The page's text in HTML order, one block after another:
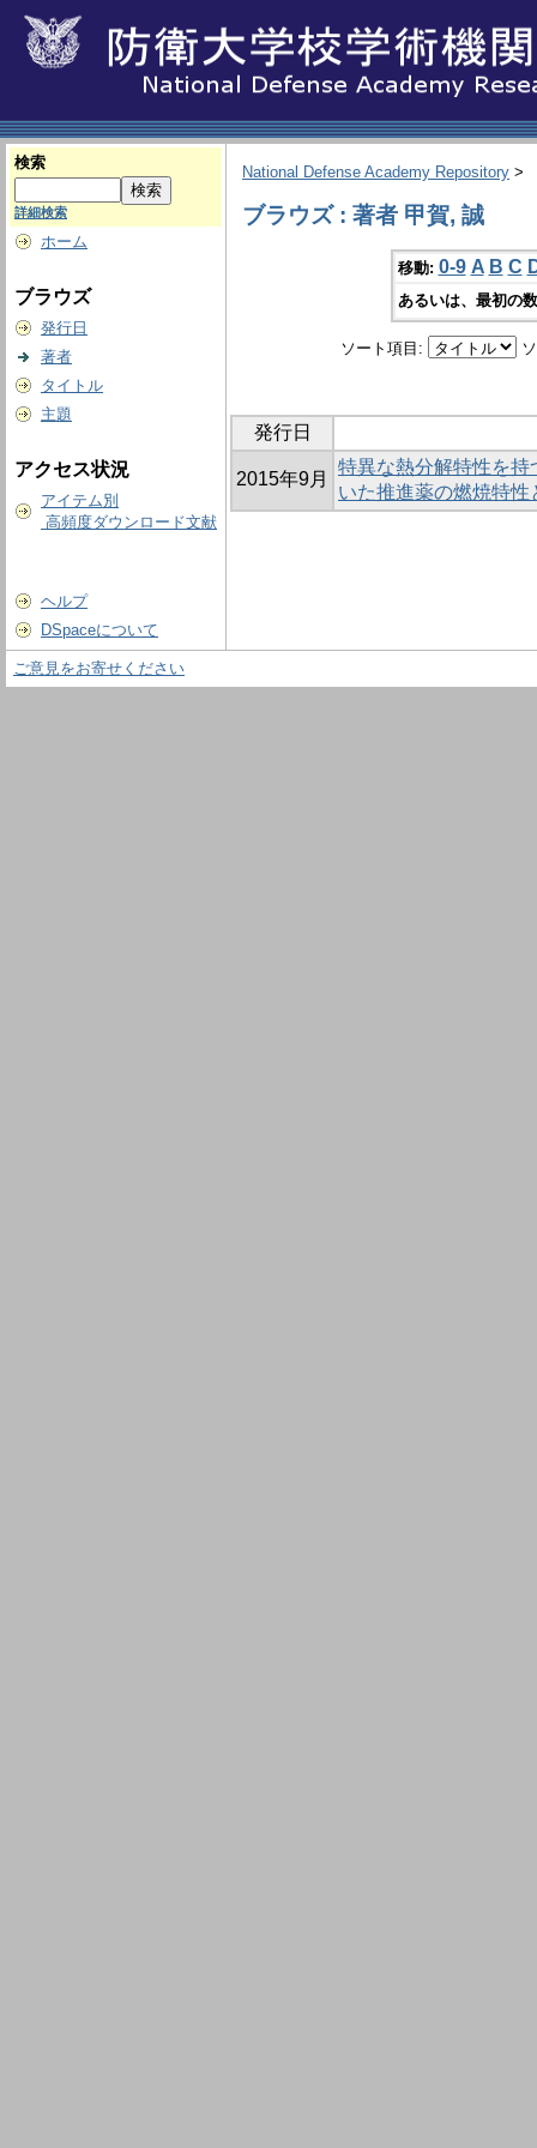
検索
詳細検索
ホーム
ブラウズ
発行日
著者
タイトル
主題
アクセス状況
アイテム別
高頻度ダウンロード文献
ヘルプ
DSpaceについて
National Defense Academy Repository >
ブラウズ : 著者 甲賀, 誠
移動: 0-9 A B C
あるいは、最初の
ソート項目:
発行日
2015年9月
特異な熱分解特性を
いた推進薬の燃焼特性
ご意見をお寄せください